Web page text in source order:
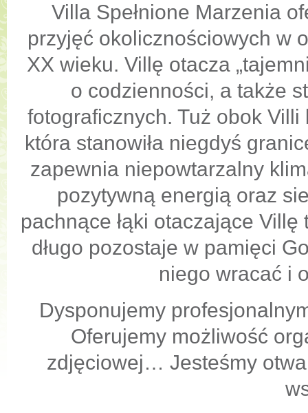
Villa Spełnione Marzenia
przyjęć okolicznościowych w
XX wieku. Villę otacza
o codzienności, a także
fotograficznych. Tuż obok
która stanowiła niegdyś
zapewnia niepowtarzalny
pozytywną energią oraz
pachnące łąki otaczające
długo pozostaje w pamięci
niego wracać i
Dysponujemy
Oferujemy możliwość
zdjęciowej… Jesteśmy